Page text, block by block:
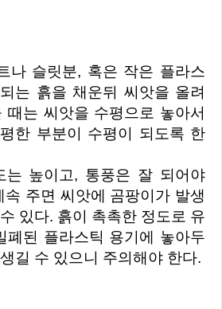
나 슬릿분, 혹은 작은 플라스
는 흙을 채운뒤 씨앗을 올려
때는 씨앗을 수평으로 놓아서
한 부분이 수평이 되도록 한
는 높이고, 통풍은 잘 되어야
주면 씨앗에 곰팡이가 발생
있다. 흙이 촉촉한 정도로 유
폐된 플라스틱 용기에 놓아두
길 수 있으니 주의해야 한다.